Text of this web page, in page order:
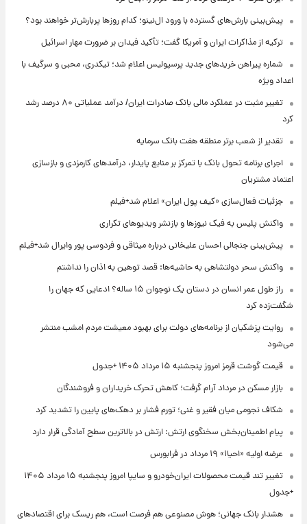
پیش‌بینی بارش‌های گسترده با ورود ال‌نینو؛ کدام روزها پربارش‌تر خواهند بود؟
ترکیه از مذاکرات ایران و آمریکا گفت؛ تأکید فیدان بر ضرورت مهار اسرائیل
شماره پیراهن خریدهای جدید پرسپولیس اعلام شد؛ تیکدری، محبی و سرگیف با
اعداد ویژه
تغییر مثبت در عملکرد مالی بانک صادرات ایران/ درآمد عملیاتی ۸۰ درصد رشد
کرد
تقدیر از شعب برتر منطقه هفت بانک سرمایه
اجرای برنامه تحول بانک با تمرکز بر منابع پایدار، درآمدهای کارمزدی و بازسازی
اعتماد مشتریان
جزئیات فعال‌سازی «کیف پول ایران» اعلام شد+فیلم
واکنش پلیس به فیک نیوزها و بازنشر ویدیوهای تکراری
پیش‌بینی جنجالی احسان علیخانی درباره میثاقی و فردوسی پور وایرال شد+فیلم
واکنش سحر دولتشاهی به حاشیه‌ها: قصد توهین به اذان را نداشتم
راز طول عمر انسان در دستان یک نوجوان ۱۵ ساله؟ ادعایی که جهان را
شگفت‌زده کرد
روایت پزشکیان از برنامه‌های دولت برای بهبود معیشت مردم امشب منتشر
می‌شود
قیمت گوشت قرمز امروز پنجشنبه ۱۵ مرداد ۱۴۰۵ +جدول
بازار مسکن در مرداد آرام گرفت؛ کاهش تحرک خریداران و فروشندگان
شکاف نجومی میان فقیر و غنی؛ تورم فشار بر دهک‌های پایین را تشدید کرد
پیام اطمینان‌بخش سخنگوی ارتش: ارتش در بالاترین سطح آمادگی قرار دارد
عرضه اولیه «احیا۱» ۱۹ مرداد در فرابورس
تغییر تند قیمت محصولات ایران‌خودرو و سایپا امروز پنجشنبه ۱۵ مرداد ۱۴۰۵
+جدول
هشدار بانک جهانی؛ هوش مصنوعی هم فرصت است، هم ریسک برای اقتصادهای